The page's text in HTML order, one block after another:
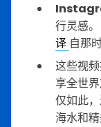
行灵感
译 自那
这些视
享全世
仅如此
海水和精